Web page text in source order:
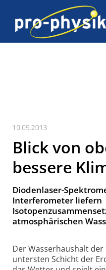
10.09.2013
Blick von
bessere
Diodenlaser-
Interferometer liefern
atmosphärischen
Der Wasserhaushalt
untersten Schicht der